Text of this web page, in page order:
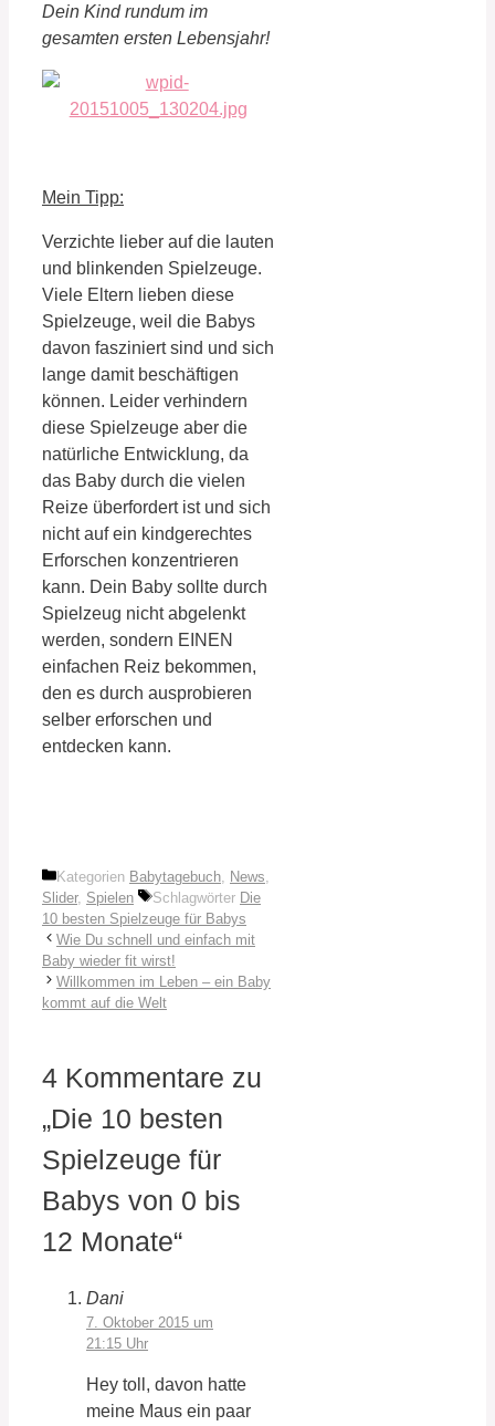
Dein Kind rundum im
gesamten ersten Lebensjahr!
Mein Tipp:
Verzichte lieber auf die lauten
und blinkenden Spielzeuge.
Viele Eltern lieben diese
Spielzeuge, weil die Babys
davon fasziniert sind und sich
lange damit beschäftigen
können. Leider verhindern
diese Spielzeuge aber die
natürliche Entwicklung, da
das Baby durch die vielen
Reize überfordert ist und sich
nicht auf ein kindgerechtes
Erforschen konzentrieren
kann. Dein Baby sollte durch
Spielzeug nicht abgelenkt
werden, sondern EINEN
einfachen Reiz bekommen,
den es durch ausprobieren
selber erforschen und
entdecken kann.
Kategorien Babytagebuch News
Slider, Spielen Schlagwörter Die
10 besten Spielzeuge für Babys
Wie Du schnell und einfach mit
Baby wieder fit wirst!
Willkommen im Leben – ein Baby
kommt auf die Welt
4 Kommentare zu
„Die 10 besten
Spielzeuge für
Babys von 0 bis
12 Monate“
Dani
7. Oktober 2015 um
21:15 Uhr
Hey toll, davon hatte
meine Maus ein paar